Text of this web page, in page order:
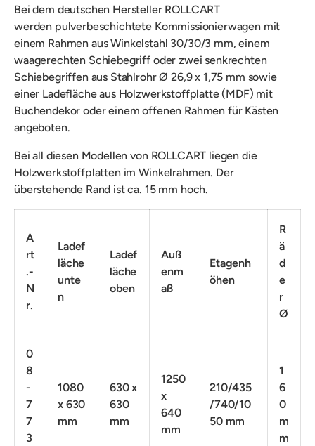
Bei dem deutschen Hersteller ROLLCART
werden pulverbeschichtete Kommissionierwagen mit
einem Rahmen aus Winkelstahl 30/30/3 mm, einem
waagerechten Schiebegriff oder zwei senkrechten
Schiebegriffen aus Stahlrohr Ø 26,9 x 1,75 mm sowie
einer Ladefläche aus Holzwerkstoffplatte (MDF) mit
Buchendekor oder einem offenen Rahmen für Kästen
angeboten.
Bei all diesen Modellen von ROLLCART liegen die
Holzwerkstoffplatten im Winkelrahmen. Der
überstehende Rand ist ca. 15 mm hoch.
A
rt
.-
N
r.
Ladef
läche
unte
n
Ladef
läche
oben
Auß
enm
aß
Etagenh
öhen
R
ä
d
e
r
Ø
0
8
-
7
7
3
1080
x 630
mm
630 x
630
mm
1250
x
640
mm
210/435
/740/10
50 mm
1
6
0
m
m